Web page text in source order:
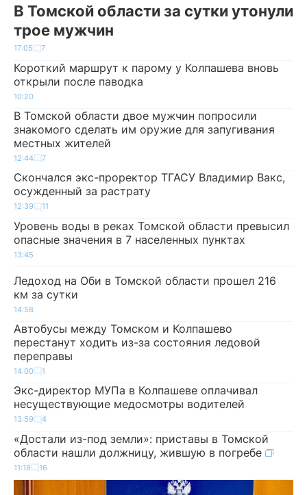
В Томской области за сутки утонули
трое мужчин
17:05 7
Короткий маршрут к парому у Колпашева вновь
открыли после паводка
10:20
В Томской области двое мужчин попросили
знакомого сделать им оружие для запугивания
местных жителей
12:44 7
Скончался экс-проректор ТГАСУ Владимир Вакс,
осужденный за растрату
12:39 11
Уровень воды в реках Томской области превысил
опасные значения в 7 населенных пунктах
13:45
Ледоход на Оби в Томской области прошел 216
км за сутки
14:58
Автобусы между Томском и Колпашево
перестанут ходить из-за состояния ледовой
переправы
14:00 1
Экс-директор МУПа в Колпашеве оплачивал
несуществующие медосмотры водителей
13:59 4
«Достали из-под земли»: приставы в Томской
области нашли должницу, жившую в погребе
11:18 16